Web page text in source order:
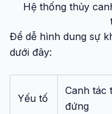
Hệ thống thủy
Để dễ hình dung sự
dưới đây:
Yếu tố
Canh tác
đứng